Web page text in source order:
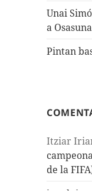
Unai
a Osasuna
Pintan
Itziar
de la